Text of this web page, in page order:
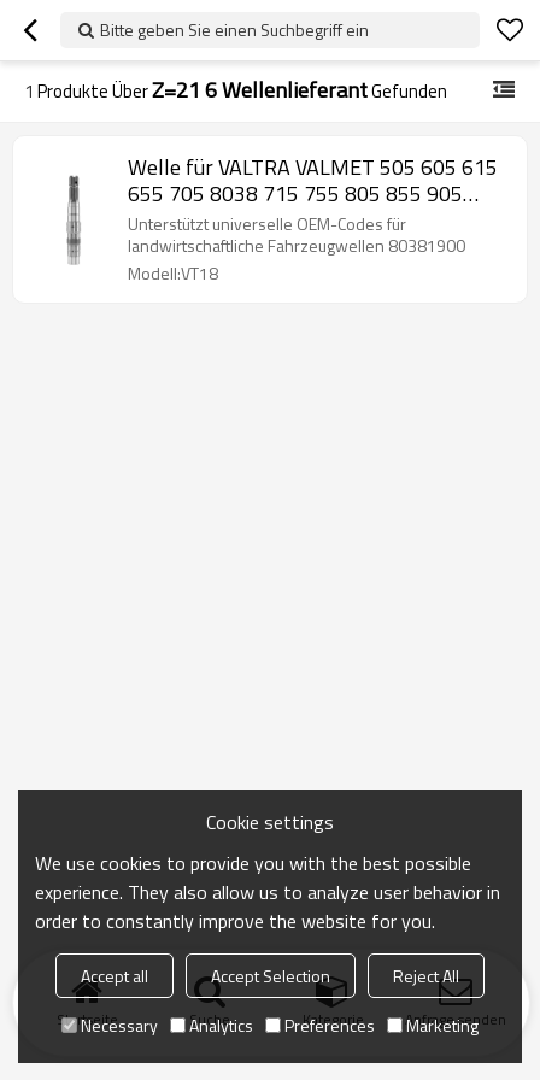
Bitte geben Sie einen Suchbegriff ein
1 Produkte ÜberZ=21 6 WellenlieferantGefunden
Welle für VALTRA VALMET 505 605 615
655 705 8038 715 755 805 855 905
80381900-PAIRGEARS
Unterstützt universelle OEM-Codes für
landwirtschaftliche Fahrzeugwellen 80381900
Modell:VT18
Startseite Suche Kategorie Anfrage senden
Cookie settings
We use cookies to provide you with the best possible
experience. They also allow us to analyze user behavior in
order to constantly improve the website for you.
Accept all Accept Selection
Reject All
Necessary
Analytics Preferences Marketing